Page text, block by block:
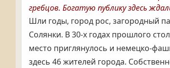
гребцов. Богатую публику здесь
Шли годы, город рос, загородный
Солянки. В 30-х годах прошлого
место приглянулось и немецко-
здесь 46 жителей города.